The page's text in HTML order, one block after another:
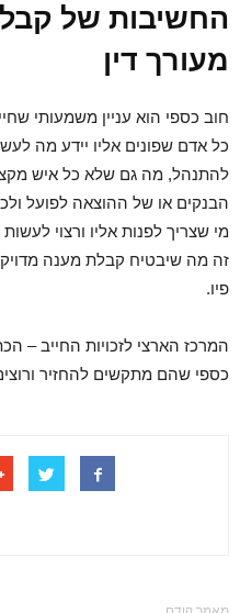
החשיבות של
מעורך דין
חוב כספי הוא עניין משמעותי
כל אדם שפונים אליו יידע מה
להתנהל, מה גם שלא כל איש
הבנקים או של ההוצאה לפועל
מי שצריך לפנות אליו ורצוי
זה מה שיבטיח קבלת מענה
פיו.
המרכז הארצי לזכויות החייב –
כספי שהם מתקשים להחזיר